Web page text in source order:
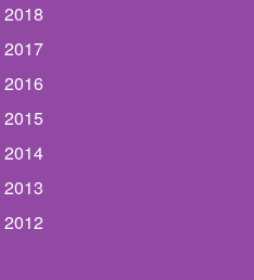
2017
2016
2015
2014
von Kirchenmusik